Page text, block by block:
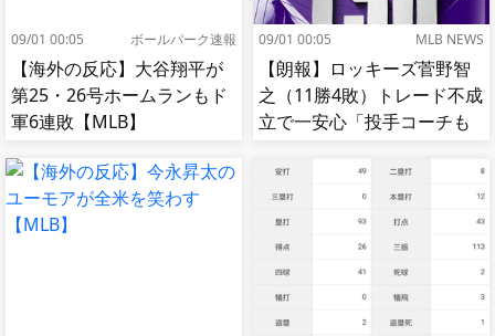
09/01 00:05 ボールパーク速報
【海外の反応】大谷翔平が
第25・26号ホームランもド
軍6連敗【MLB】
09/01 00:05 MLB NEWS
【朗報】ロッキーズ菅野智
之（11勝4敗）トレード不成
立で一安心「投手コーチも